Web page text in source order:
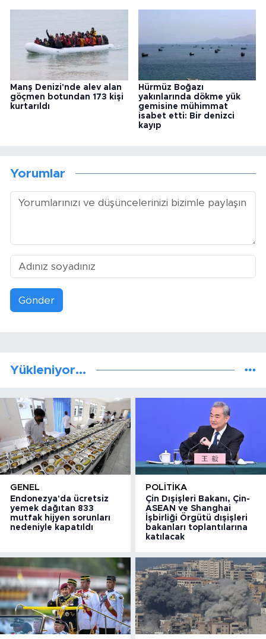
Manş Denizi'nde alev alan
göçmen botundan 173 kişi
kurtarıldı
Hürmüz Boğazı
yakınlarında dökme yük
gemisine mühimmat
isabet etti: Bir denizci
kayıp
Yorumlar
Gönder
Yükleniyor...
GENEL
Endonezya'da ücretsiz
yemek dağıtan 833
mutfak hijyen sorunları
nedeniyle kapatıldı
POLITIKA
Çin Dışişleri Bakanı, Çin-
ASEAN ve Shanghai
İşbirliği Örgütü dışişleri
bakanları toplantılarına
katılacak